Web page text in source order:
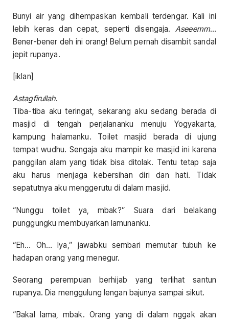
Bunyi air yang dihempaskan kembali terdengar. Kali ini
lebih keras dan cepat, seperti disengaja.Aseeemm…
Bener-bener deh ini orang! Belum pernah disambit sandal
jepit rupanya.
[iklan]
Astagfirullah.
Tiba-tiba aku teringat, sekarang aku sedang berada di
masjid di tengah perjalananku menuju Yogyakarta,
kampung halamanku. Toilet masjid berada di ujung
tempat wudhu. Sengaja aku mampir ke masjid ini karena
panggilan alam yang tidak bisa ditolak. Tentu tetap saja
aku harus menjaga kebersihan diri dan hati. Tidak
sepatutnya aku menggerutu di dalam masjid.
“Nunggu toilet ya, mbak?” Suara dari belakang
punggungku membuyarkan lamunanku.
“Eh… Oh… Iya,” jawabku sembari memutar tubuh ke
hadapan orang yang menegur.
Seorang perempuan berhijab yang terlihat santun
rupanya. Dia menggulung lengan bajunya sampai sikut.
“Bakal lama, mbak. Orang yang di dalam nggak akan